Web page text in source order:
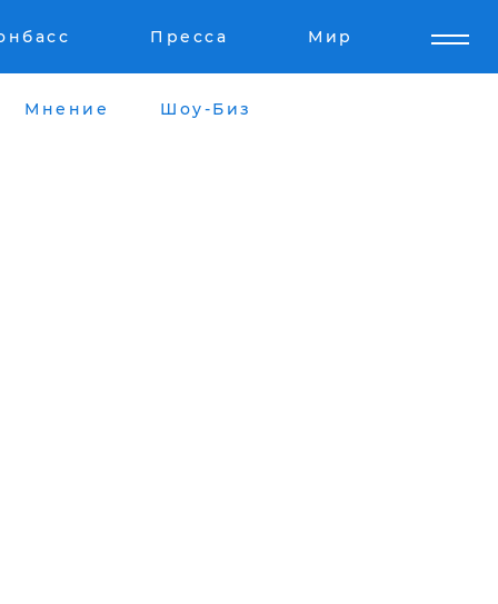
Пресса Мир
Мнение Шоу-Биз